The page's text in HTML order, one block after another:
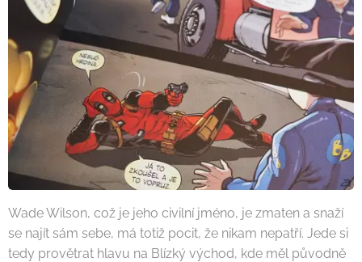
Wade Wilson, což je jeho civilní jméno, je zmaten a snaží
se najít sám sebe, má totiž pocit, že nikam nepatří. Jede si
tedy provětrat hlavu na Blízký východ, kde měl původně